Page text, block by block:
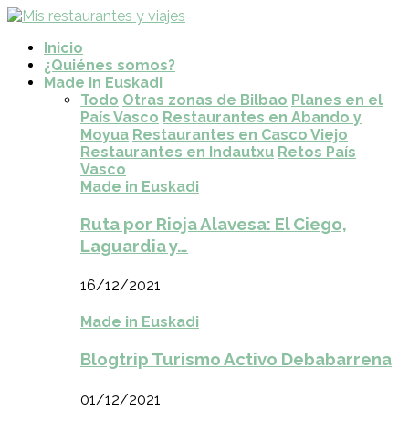
Inicio
¿Quiénes somos?
Made in Euskadi
Todo Otras zonas de Bilbao Planes en el
País Vasco Restaurantes en Abando y
Moyua Restaurantes en Casco Viejo
Restaurantes en Indautxu Retos País
Vasco
Made in Euskadi
Ruta por Rioja Alavesa: El Ciego,
Laguardia y…
16/12/2021
Made in Euskadi
Blogtrip Turismo Activo Debabarrena
01/12/2021